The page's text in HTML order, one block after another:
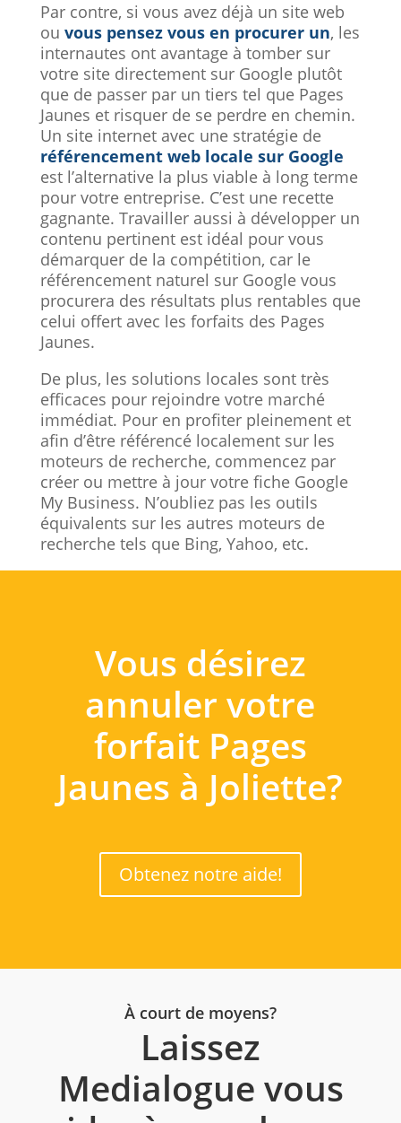
Par contre, si vous avez déjà un site web
ou vous pensez vous en procurer un, les
internautes ont avantage à tomber sur
votre site directement sur Google plutôt
que de passer par un tiers tel que Pages
Jaunes et risquer de se perdre en chemin.
Un site internet avec une stratégie de
référencement web locale sur Google
est l’alternative la plus viable à long terme
pour votre entreprise. C’est une recette
gagnante. Travailler aussi à développer un
contenu pertinent est idéal pour vous
démarquer de la compétition, car le
référencement naturel sur Google vous
procurera des résultats plus rentables que
celui offert avec les forfaits des Pages
Jaunes.
De plus, les solutions locales sont très
efficaces pour rejoindre votre marché
immédiat. Pour en profiter pleinement et
afin d’être référencé localement sur les
moteurs de recherche, commencez par
créer ou mettre à jour votre fiche Google
My Business. N’oubliez pas les outils
équivalents sur les autres moteurs de
recherche tels que Bing, Yahoo, etc.
Vous désirez
annuler votre
forfait Pages
Jaunes à Joliette?
Obtenez notre aide!
À court de moyens?
Laissez
Medialogue vous